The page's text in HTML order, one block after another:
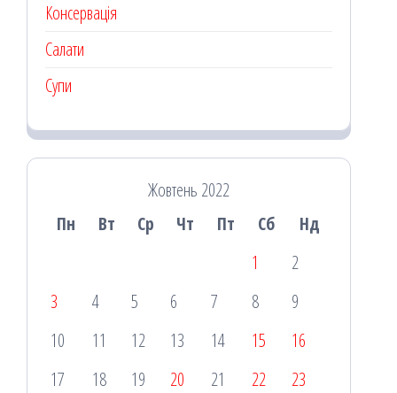
Консервація
Салати
Супи
Жовтень 2022
Пн
Вт Ср Чт Пт Сб
Нд
1
2
3
4 5 6 7 8
9
10
11 12 13 14 15
16
17
18 19 20 21 22
23